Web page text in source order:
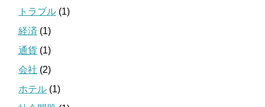
トラブル (1)
経済 (1)
通貨 (1)
会社 (2)
ホテル (1)